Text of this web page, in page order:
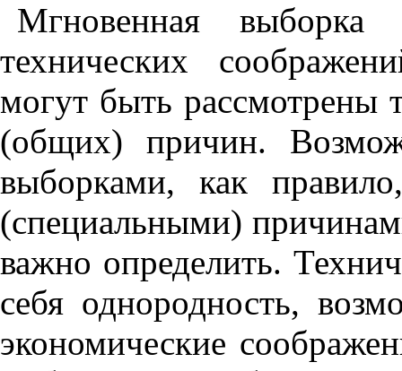
Мгновенная
технических
могут быть рассмотрены
(общих) причин.
выборками, как
(специальными)
важно определить.
себя однородность,
экономические